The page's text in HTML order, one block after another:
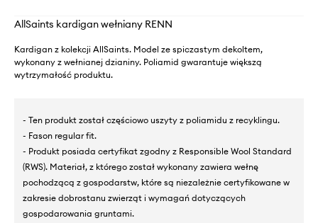
AllSaints kardigan wełniany RENN
Kardigan z kolekcji AllSaints. Model ze spiczastym dekoltem,
wykonany z wełnianej dzianiny. Poliamid gwarantuje większą
wytrzymałość produktu.
- Ten produkt został częściowo uszyty z poliamidu z recyklingu.
- Fason regular fit.
- Produkt posiada certyfikat zgodny z Responsible Wool Standard
(RWS). Materiał, z którego został wykonany zawiera wełnę
pochodzącą z gospodarstw, które są niezależnie certyfikowane w
zakresie dobrostanu zwierząt i wymagań dotyczących
gospodarowania gruntami.